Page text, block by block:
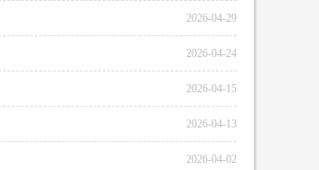
2026-04-29
2026-04-24
2026-04-15
2026-04-13
2026-04-02